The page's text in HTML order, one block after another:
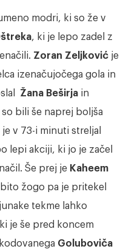
modri, ki so že v
, ki je lepo zadel z
Zoran Zeljković je
izenačujočega gola in
Žana Beširja in
bili še naprej boljša
je v 73-i minuti streljal
lepi akciji, ki jo je začel
Še prej je Kaheem
žogo pa je pritekel
tekme lahko
je še pred koncem
Goluboviča